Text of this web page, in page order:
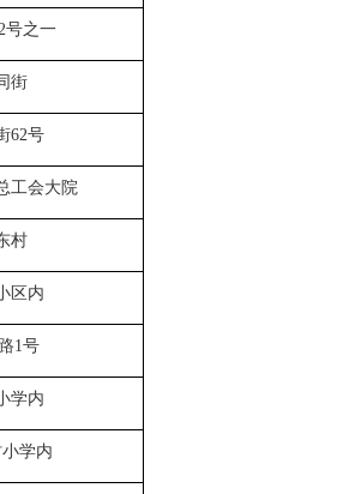
号之一
街
62号
工会大院
村
区内
1号
学内
学内